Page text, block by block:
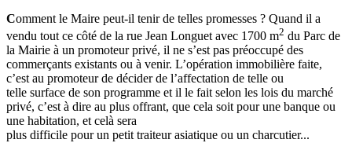
Comment le Maire peut-il tenir de telles promesses ? Quand il a
vendu tout ce côté de la rue Jean Longuet avec 1700 m2 du Parc de
la Mairie à un promoteur privé, il ne s’est pas préoccupé des
commerçants existants ou à venir. L’opération immobilière faite,
c’est au promoteur de décider de l’affectation de telle ou
telle surface de son programme et il le fait selon les lois du marché
privé, c’est à dire au plus offrant, que cela soit pour une banque ou
une habitation, et celà sera
plus difficile pour un petit traiteur asiatique ou un charcutier...